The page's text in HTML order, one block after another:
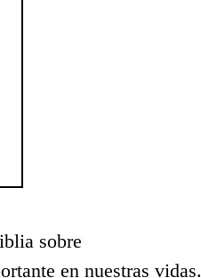
sobre
en nuestras vidas.